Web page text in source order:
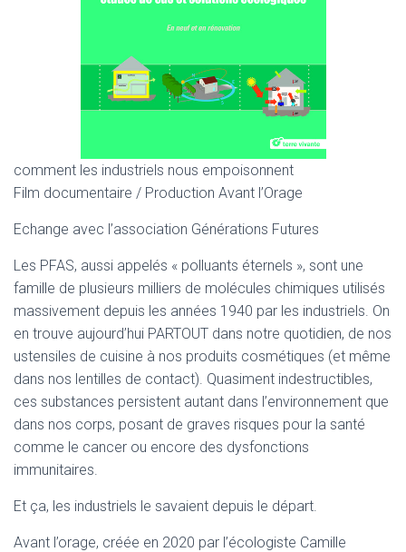
comment les industriels nous empoisonnent
Film documentaire / Production Avant l’Orage
Echange avec l’association Générations Futures
Les PFAS, aussi appelés « polluants éternels », sont une
famille de plusieurs milliers de molécules chimiques utilisés
massivement depuis les années 1940 par les industriels. On
en trouve aujourd’hui PARTOUT dans notre quotidien, de nos
ustensiles de cuisine à nos produits cosmétiques (et même
dans nos lentilles de contact). Quasiment indestructibles,
ces substances persistent autant dans l’environnement que
dans nos corps, posant de graves risques pour la santé
comme le cancer ou encore des dysfonctions
immunitaires.
Et ça, les industriels le savaient depuis le départ.
Avant l’orage, créée en 2020 par l’écologiste Camille